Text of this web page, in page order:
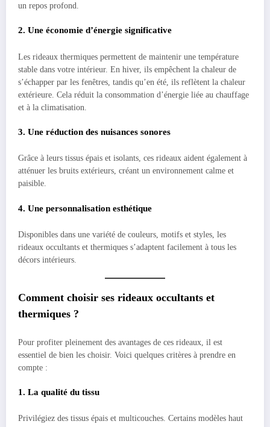
un repos profond.
2. Une économie d’énergie significative
Les rideaux thermiques permettent de maintenir une température
stable dans votre intérieur. En hiver, ils empêchent la chaleur de
s’échapper par les fenêtres, tandis qu’en été, ils reflètent la chaleur
extérieure. Cela réduit la consommation d’énergie liée au chauffage
et à la climatisation.
3. Une réduction des nuisances sonores
Grâce à leurs tissus épais et isolants, ces rideaux aident également à
atténuer les bruits extérieurs, créant un environnement calme et
paisible.
4. Une personnalisation esthétique
Disponibles dans une variété de couleurs, motifs et styles, les
rideaux occultants et thermiques s’adaptent facilement à tous les
décors intérieurs.
Comment choisir ses rideaux occultants et
thermiques ?
Pour profiter pleinement des avantages de ces rideaux, il est
essentiel de bien les choisir. Voici quelques critères à prendre en
compte :
1. La qualité du tissu
Privilégiez des tissus épais et multicouches. Certains modèles haut